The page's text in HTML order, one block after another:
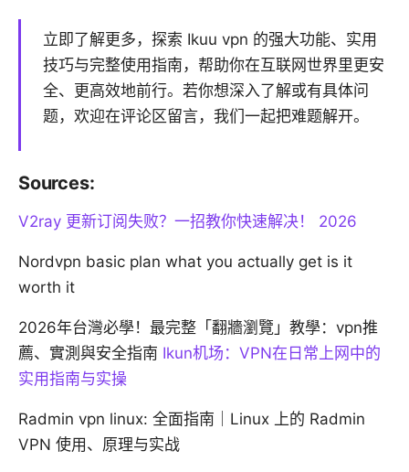
立即了解更多，探索 Ikuu vpn 的强大功能、实用
技巧与完整使用指南，帮助你在互联网世界里更安
全、更高效地前行。若你想深入了解或有具体问
题，欢迎在评论区留言，我们一起把难题解开。
Sources:
V2ray 更新订阅失败？一招教你快速解决！ 2026
Nordvpn basic plan what you actually get is it
worth it
2026年台灣必學！最完整「翻牆瀏覽」教學：vpn推
薦、實測與安全指南 Ikun机场：VPN在日常上网中的
实用指南与实操
Radmin vpn linux: 全面指南｜Linux 上的 Radmin
VPN 使用、原理与实战